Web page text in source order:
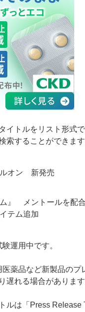
トルをリスト形式で
索することができま
オン 新発売
』 メントールを配
テム追加
運用中です。
薬品など新製品のプ
遅れる場合がありま
ルは「Press Release